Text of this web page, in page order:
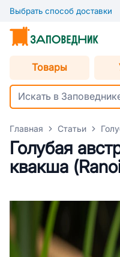
Выбрать способ доставки
Товары
Главная Статьи
Голубая
квакша